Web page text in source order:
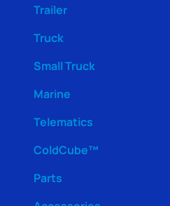
Trailer
Truck
Small Truck
Marine
Telematics
ColdCube™
Parts